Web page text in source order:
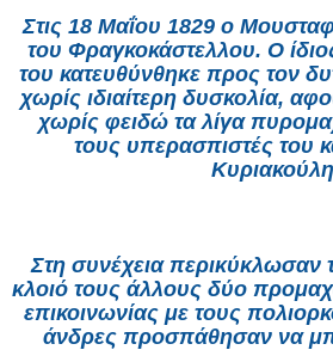
Στις 18 Μαΐου 1829 ο
του Φραγκοκάστελλου. Ο
του κατευθύνθηκε προς τον
χωρίς ιδιαίτερη δυσκολία,
χωρίς φειδώ τα λίγα
τους υπερασπιστές του
Στη συνέχεια
κλοιό τους άλλους δύο
επικοινωνίας με τους
άνδρες προσπάθησαν να